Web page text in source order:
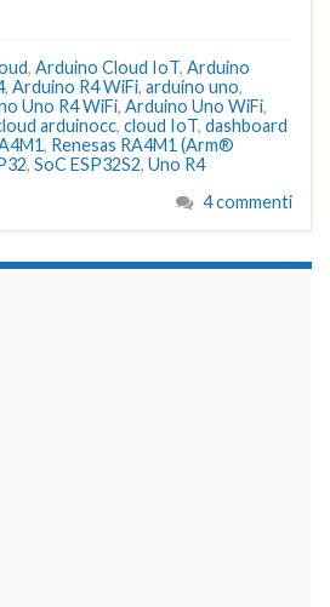
, Arduino Cloud IoT, Arduino
, Arduino R4 WiFi, arduino uno,
Uno R4 WiFi, Arduino Uno WiFi,
arduinocc, cloud IoT, dashboard
, Renesas RA4M1 (Arm®
, SoC ESP32S2, Uno R4
4 commenti